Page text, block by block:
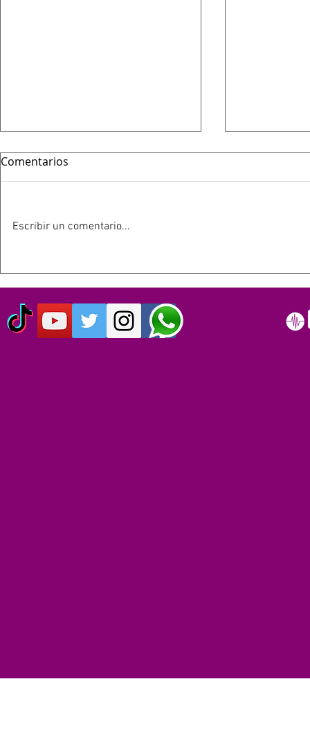
CUMPLEN 40 AÑOS DEL LIVE
AID: EL EVENTO QUE
ORIGINO EL DÍA MUNDIAL
DEL ROCK
SIMPSON
Comentarios
Escribir un comentario...